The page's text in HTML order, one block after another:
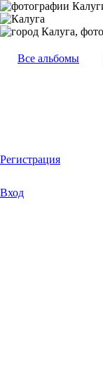
Все альбомы
Регистрация
Вход